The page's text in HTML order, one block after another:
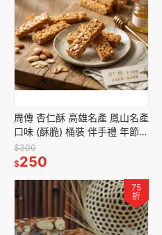
周傳 杏仁酥 高雄名產 鳳山名產
口味 (酥脆) 桶裝 伴手禮 年節送
禮 限時特價中
$300
$250
75
折